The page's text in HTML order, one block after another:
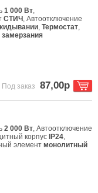
1 000 Вт,
СТИЧ , Автоотключение
,Термостат,
Под заказ 87,00р
2 000 Вт, Автоотключение
корпус IP24,
элементмонолитный